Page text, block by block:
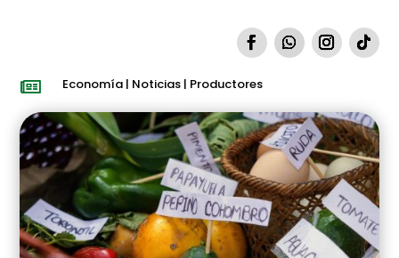
 Economía| Noticias| Productores